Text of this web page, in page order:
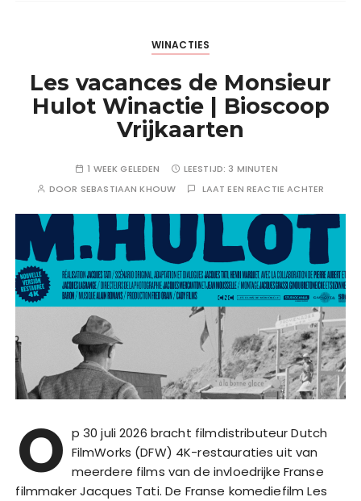
WINACTIES
Les vacances de Monsieur
Hulot Winactie | Bioscoop
Vrijkaarten
1 WEEK GELEDEN LEESTIJD: 3 MINUTEN
DOOR SEBASTIAAN KHOUW LAAT EEN REACTIE ACHTER
O p 30 juli 2026 bracht filmdistributeur Dutch
FilmWorks (DFW) 4K-restauraties uit van
meerdere films van de invloedrijke Franse
filmmaker Jacques Tati. De Franse komediefilm Les